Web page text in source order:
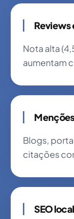
Reviews
Nota alta
aumentam
Blogs,
citações
SEO local